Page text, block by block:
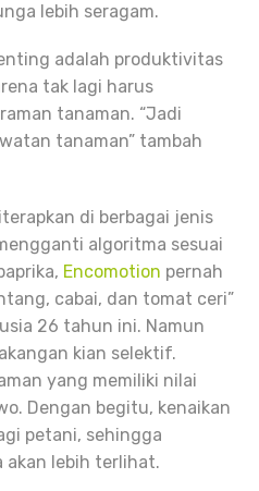
lebih seragam.
adalah produktivitas
tak lagi harus
tanaman. “Jadi
tanaman” tambah
di berbagai jenis
algoritma sesuai
Encomotion pernah
cabai, dan tomat ceri”
26 tahun ini. Namun
kian selektif.
yang memiliki nilai
Dengan begitu, kenaikan
petani, sehingga
akan lebih terlihat.